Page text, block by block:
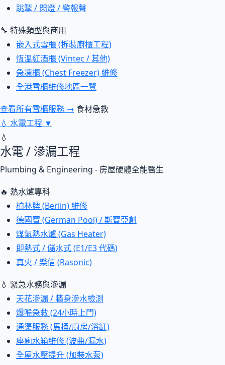
跳掣 / 閃燈 / 警報聲
🔧 特殊類型與商用
嵌入式雪櫃 (拆裝廚櫃工程)
恆溫紅酒櫃 (Vintec / 其他)
急凍櫃 (Chest Freezer) 維修
全港雪櫃維修地區一覽
查看所有雪櫃服務 → 食材急救
💧 水電工程 ▼
💧
水電 / 滲漏工程
Plumbing & Engineering - 房屋硬體全能醫生
🔥 熱水爐專科
柏林牌 (Berlin) 維修
德國寶 (German Pool) / 斯寶亞創
煤氣熱水爐 (Gas Heater)
即熱式 / 儲水式 (E1/E3 代碼)
真火 / 樂信 (Rasonic)
💧 緊急水務與滲漏
天花滲漏 / 牆身滲水檢測
爆喉急救 (24小時上門)
通渠服務 (馬桶/廚房/浴缸)
座廁水箱維修 (波曲/漏水)
全屋水壓提升 (加裝水泵)